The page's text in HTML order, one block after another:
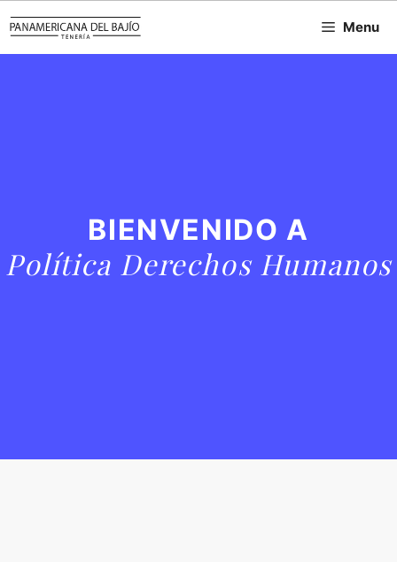
al
contenido
Menu
BIENVENIDO A
Política Derechos Humanos